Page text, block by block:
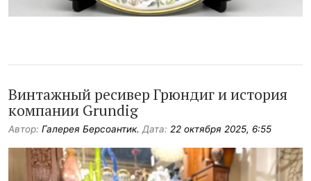
Винтажный ресивер Грюндиг и история
компании Grundig
Автор: Галерея Берсоантик. Дата: 22 октября 2025, 6:55